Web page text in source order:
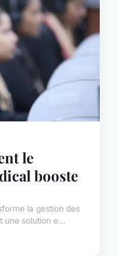
le
booste
la gestion des
une solution e...